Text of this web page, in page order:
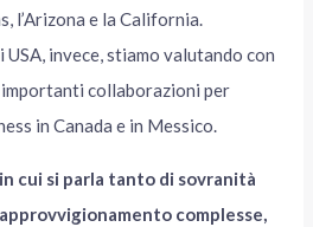
l’Arizona e la California.
invece, stiamo valutando con
collaborazioni per
in Canada e in Messico.
cui si parla tanto di sovranità
complesse,